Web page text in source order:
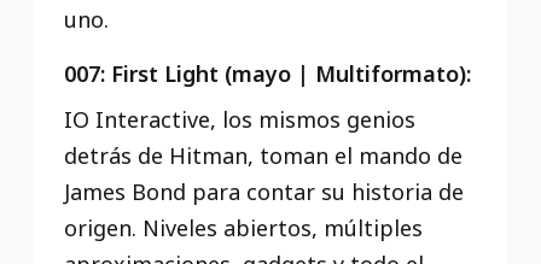
uno.
007: First Light (mayo | Multiformato):
IO Interactive, los mismos genios
detrás de Hitman, toman el mando de
James Bond para contar su historia de
origen. Niveles abiertos, múltiples